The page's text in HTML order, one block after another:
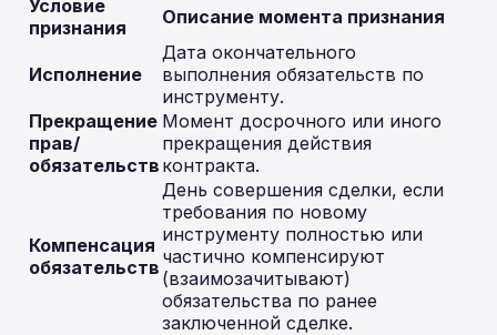
Условие
признания
Описание момента признания
Исполнение
Дата окончательного
выполнения обязательств по
инструменту.
Прекращение
прав/
обязательств
Момент досрочного или иного
прекращения действия
контракта.
Компенсация
обязательств
День совершения сделки, если
требования по новому
инструменту полностью или
частично компенсируют
(взаимозачитывают)
обязательства по ранее
заключенной сделке.